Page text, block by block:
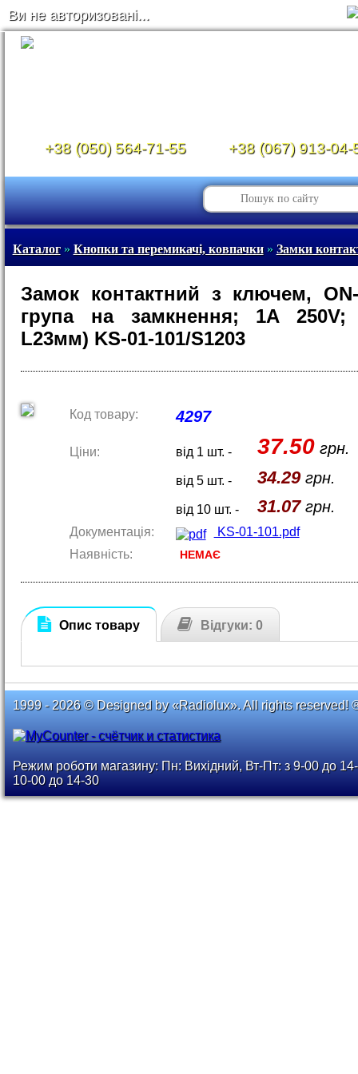
Ви не авторизовані...
+38 (050) 564-71-55 +38 (067) 913-04-
Каталог» Кнопки та перемикачі, ковпачки» Замки
Замок контактний з ключем,
група на замкнення; 1A 250V;
L23мм) KS-01-101/S1203
Код товару: 4297
Ціни: від 1 шт. - 37.50грн.
від 5 шт. - 34.29грн.
від 10 шт. - 31.07грн.
Документація:
KS-01-101.pdf
Наявність:
НЕМАЄ
Опис товару Відгуки: 0
1999 - 2026 © Designed by «Radiolux». All rights reserved!
Режим роботи магазину: Пн: Вихідний, Вт-Пт: з 9-00 до
10-00 до 14-30